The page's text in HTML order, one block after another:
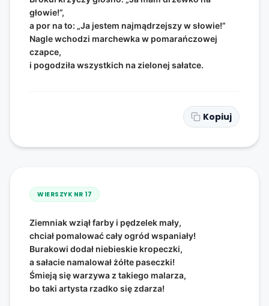
głowie!”,
a por na to: „Ja jestem najmądrzejszy w słowie!”
Nagle wchodzi marchewka w pomarańczowej
czapce,
i pogodziła wszystkich na zielonej sałatce.
Kopiuj
WIERSZYK NR 17
Ziemniak wziął farby i pędzelek mały,
chciał pomalować cały ogród wspaniały!
Burakowi dodał niebieskie kropeczki,
a sałacie namalował żółte paseczki!
Śmieją się warzywa z takiego malarza,
bo taki artysta rzadko się zdarza!